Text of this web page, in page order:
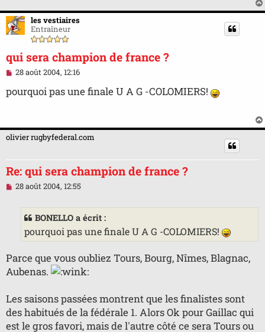
e
n
o
n
u
les vestiaires
Entraîneur
qui sera champion de france ?
M
s
s
n
o
u
28 août 2004, 12:16
pourquoi pas une finale U A G -COLOMIERS!
olivier rugbyfederal.com
Re: qui sera champion de france ?
M
o
n
l
28 août 2004, 12:55
BONELLO a écrit :
pourquoi pas une finale U A G -COLOMIERS!
Parce que vous oubliez Tours, Bourg, Nîmes, Blagnac,
Aubenas.
Les saisons passées montrent que les finalistes sont
des habitués de la fédérale 1. Alors Ok pour Gaillac qui
est le gros favori, mais de l'autre côté ce sera Tours ou